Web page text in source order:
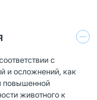
с
и осложнений, как
повышенной
животного к